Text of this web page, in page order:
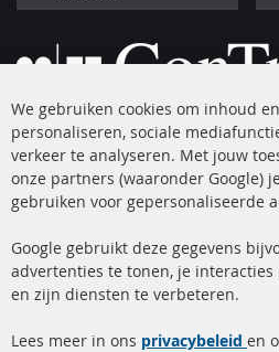
+49 (0) 4533 799 00 0
ma-do: 09-17 u, vr Fr 09-16 u
info@contra-automotive.de
facebook
instagram
Snelle links
We gebruiken cookies om inhoud
personaliseren, sociale
verkeer te analyseren. Met jouw
onze partners (waaronder Google)
gebruiken voor gepersonaliseerde
Google gebruikt deze gegevens
advertenties te tonen, je
en zijn diensten te verbeteren.
Lees meer in ons privacybeleid en